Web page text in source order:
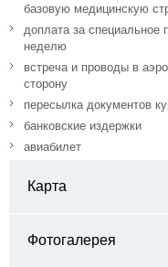
базовую медицинскую
доплата за специальное
неделю
встреча и проводы в
сторону
пересылка документов
банковские издержки
авиабилет
Карта
Фотогалерея